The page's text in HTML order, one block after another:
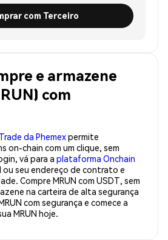
com Terceiro
e armazene
com
da Phemexpermite
on-chain com um clique, sem
vá para a plataforma Onchain
ou seu endereço de contrato e
Compre MRUN com USDT, sem
na carteira de alta segurança
com segurança e comece a
MRUN hoje.